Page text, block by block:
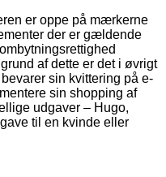
er oppe på mærkerne
der er gældende
af dette er det i øvrigt
sin kvittering på e-
sin shopping af
udgaver – Hugo,
til en kvinde eller